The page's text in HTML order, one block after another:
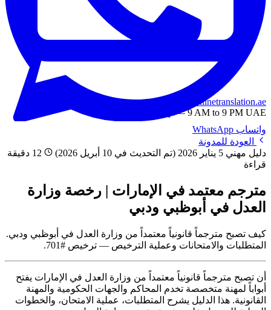
info@onlinetranslation.ae
WhatsApp — 9 AM to 9 PM UAE
واتساب WhatsApp
العودة للمدونة
دليل مهني 5 يناير 2026 (تم التحديث في 10 أبريل 2026)
12 دقيقة
قراءة
مترجم معتمد في الإمارات | رخصة وزارة
العدل في أبوظبي ودبي
كيف تصبح مترجماً قانونياً معتمداً من وزارة العدل في أبوظبي ودبي.
المتطلبات والامتحانات وعملية الترخيص — ترخيص #701.
أن تصبح مترجماً قانونياً معتمداً من وزارة العدل في الإمارات يفتح
أبواباً لمهنة متخصصة تخدم المحاكم والجهات الحكومية والمهنة
القانونية. هذا الدليل يشرح المتطلبات، عملية الامتحان، والخطوات